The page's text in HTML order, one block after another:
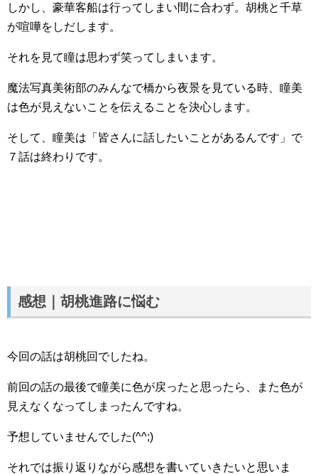
しかし、豪華客船は行ってしまい間に合わず。胡桃と千草
が喧嘩をしだします。
それを見て瞳は思わず笑ってしまいます。
魔法写真美術部のみんなで橋から夜景を見ている時、瞳美
は色が見えないことを伝えることを決心します。
そして、瞳美は「皆さんに話したいことがあるんです」で
７話は終わりです。
感想｜胡桃進路に悩む
今回の話は胡桃回でしたね。
前回の話の最後で瞳美に色が戻ったと思ったら、また色が
見えなくなってしまったんですね。
予想していませんでした(^^;)
それでは振り返りながら感想を書いていきたいと思いま